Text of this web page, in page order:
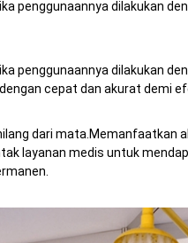
penggunaannya dilakukan
penggunaannya dilakukan
cepat dan akurat demi
dari mata. Memanfaatkan
layanan medis untuk